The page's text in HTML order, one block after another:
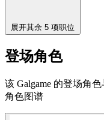
展开其余 5 项职位
登场角色
该 Galgame 的登场角
角色图谱